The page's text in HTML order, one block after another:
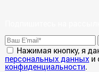
Нажимая кнопку, я
персональных данных и
конфиденциальности.